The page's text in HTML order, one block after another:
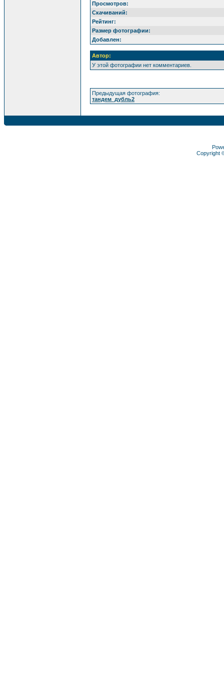
Просмотров:
Скачиваний:
Рейтинг:
Размер фотографии:
Добавлен:
Автор:
У этой фотографии нет комментариев.
Предыдущая фотография:
тандем_дубль2
Copyright